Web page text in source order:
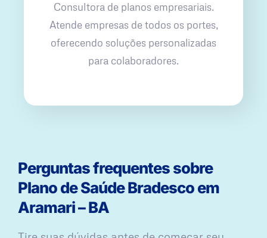
Consultora de planos empresariais.
Atende empresas de todos os portes,
oferecendo soluções personalizadas
para colaboradores.
Perguntas frequentes sobre
Plano de Saúde Bradesco em
Aramari – BA